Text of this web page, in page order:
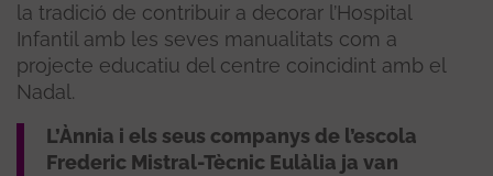
la tradició de contribuir a decorar l’Hospital
Infantil amb les seves manualitats com a
projecte educatiu del centre coincidint amb el
Nadal.
L’Ànnia i els seus companys de l’escola
Frederic Mistral-Tècnic Eulàlia ja van